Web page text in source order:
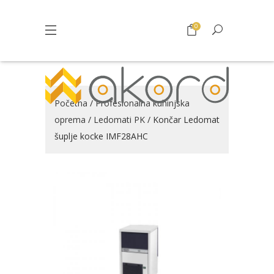
0
Početna /Profesionalna kuhinjska
oprema / Ledomati PK / Končar Ledomat
šuplje kocke IMF28AHC